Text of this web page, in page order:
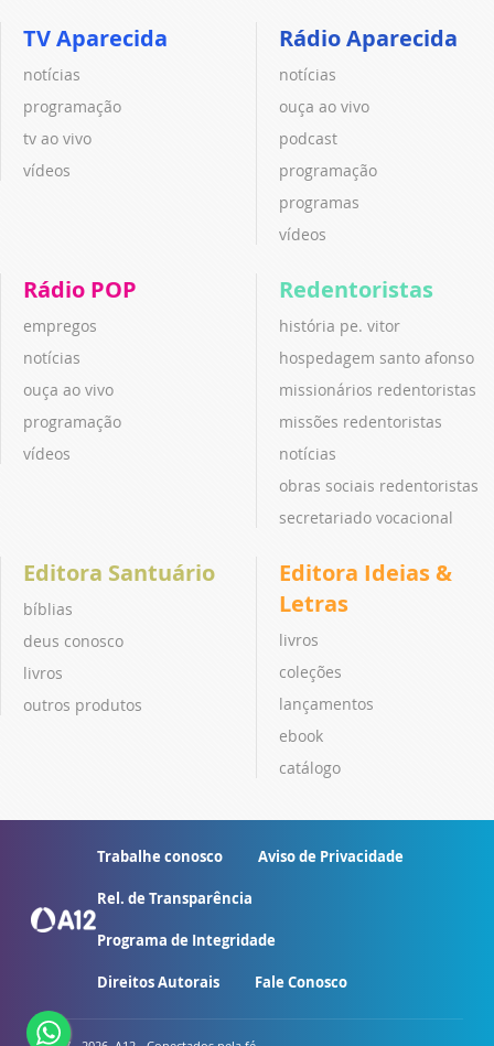
TV Aparecida
notícias
programação
tv ao vivo
vídeos
Rádio Aparecida
notícias
ouça ao vivo
podcast
programação
programas
vídeos
Rádio POP
empregos
notícias
ouça ao vivo
programação
vídeos
Redentoristas
história pe. vitor
hospedagem santo afonso
missionários redentoristas
missões redentoristas
notícias
obras sociais redentoristas
secretariado vocacional
Editora Santuário
bíblias
deus conosco
livros
outros produtos
Editora Ideias &
Letras
livros
coleções
lançamentos
ebook
catálogo
Trabalhe conosco Aviso de Privacidade
Rel. de Transparência
Programa de Integridade
Direitos Autorais Fale Conosco